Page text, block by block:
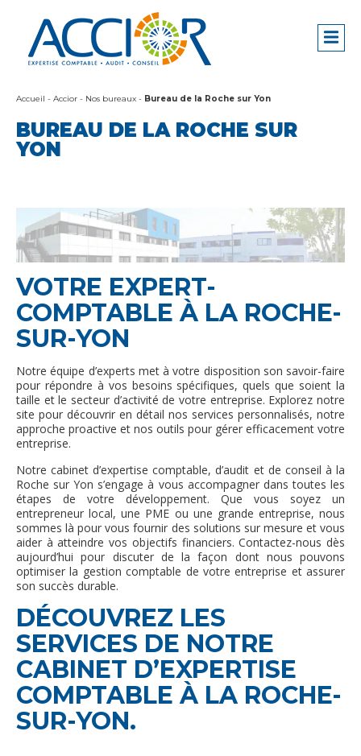
Accueil - Accior - Nos bureaux - Bureau de la Roche sur Yon
BUREAU DE LA ROCHE SUR
YON
VOTRE EXPERT-
COMPTABLE À LA ROCHE-
SUR-YON
Notre équipe d’experts met à votre disposition son savoir-faire
pour répondre à vos besoins spécifiques, quels que soient la
taille et le secteur d’activité de votre entreprise. Explorez notre
site pour découvrir en détail nos services personnalisés, notre
approche proactive et nos outils pour gérer efficacement votre
entreprise.
Notre cabinet d’expertise comptable, d’audit et de conseil à la
Roche sur Yon s’engage à vous accompagner dans toutes les
étapes de votre développement. Que vous soyez un
entrepreneur local, une PME ou une grande entreprise, nous
sommes là pour vous fournir des solutions sur mesure et vous
aider à atteindre vos objectifs financiers. Contactez-nous dès
aujourd’hui pour discuter de la façon dont nous pouvons
optimiser la gestion comptable de votre entreprise et assurer
son succès durable.
DÉCOUVREZ LES
SERVICES DE NOTRE
CABINET D’EXPERTISE
COMPTABLE À LA ROCHE-
SUR-YON.